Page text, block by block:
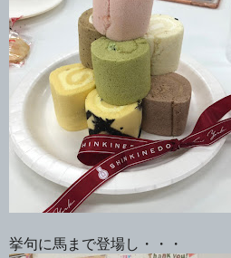
挙句に馬まで登場し・・・